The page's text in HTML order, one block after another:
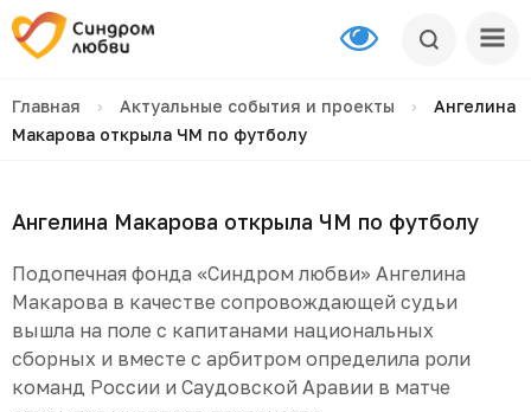
Главная › Актуальные события и проекты ›
Ангелина
Макарова открыла ЧМ по футболу
Ангелина Макарова открыла ЧМ по футболу
Подопечная фонда «Синдром любви» Ангелина
Макарова в качестве сопровождающей судьи
вышла на поле с капитанами национальных
сборных и вместе с арбитром определила роли
команд России и Саудовской Аравии в матче